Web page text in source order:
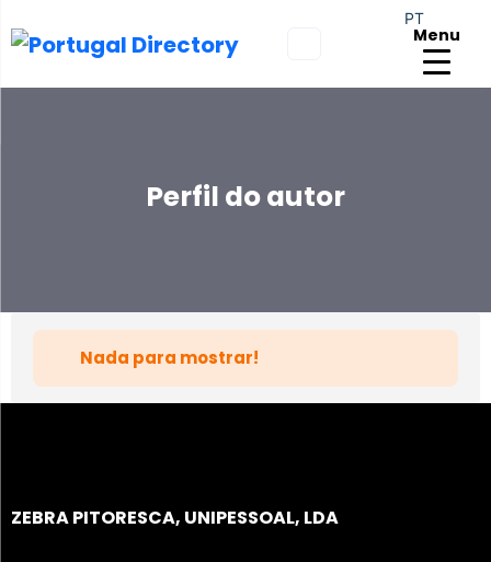
Menu
Perfil do autor
Nada para mostrar!
ZEBRA PITORESCA, UNIPESSOAL, LDA
PT